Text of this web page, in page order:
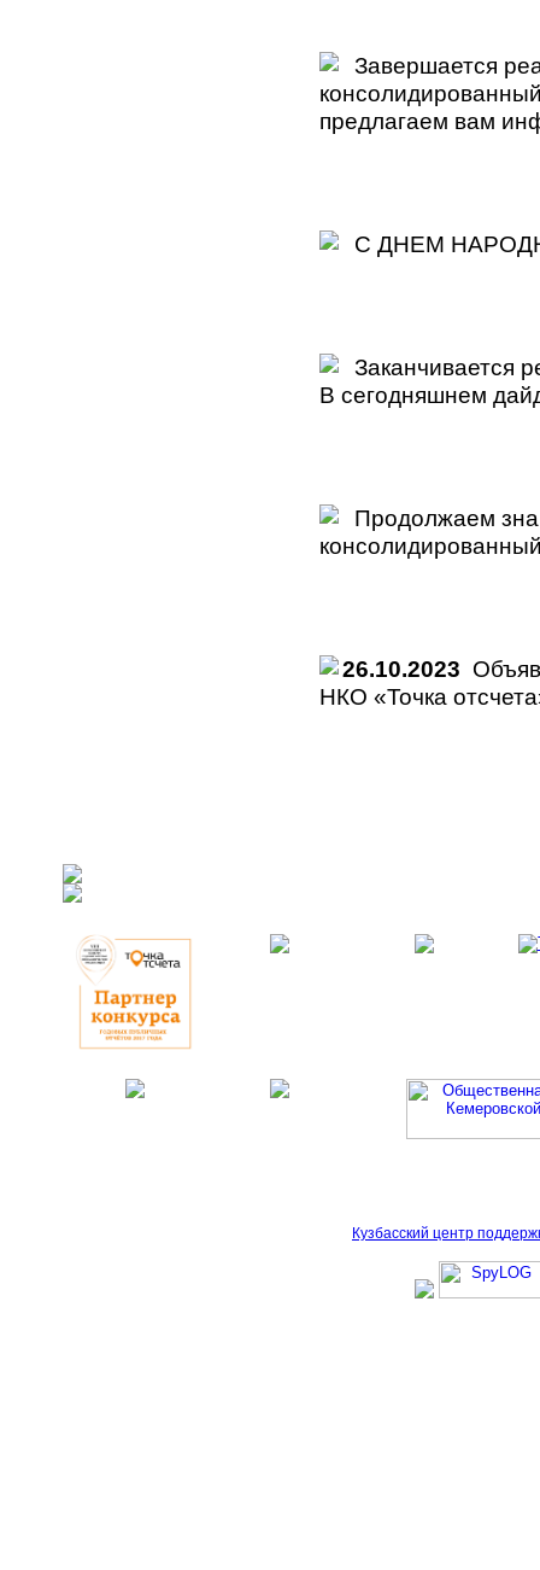
Завершается
предлагаем вам
С ДНЕМ
Заканчивается
В сегодняшнем
Продолжаем
26.10.2023
НКО «Точка
Кузбасский центр